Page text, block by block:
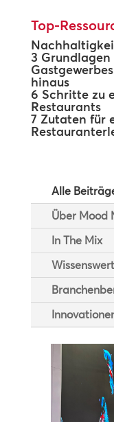
Top-
3
hinaus
6 Schritte zu
Restaurants
7 Zutaten für
Alle
Über Mood
In The Mix